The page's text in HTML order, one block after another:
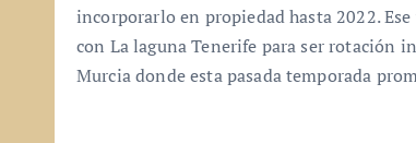
incorporarlo en propiedad hasta 2022.
con La laguna Tenerife para ser rotación
Murcia donde esta pasada temporada